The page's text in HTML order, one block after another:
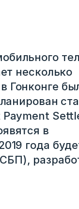
несколько
Гонконге
в
года